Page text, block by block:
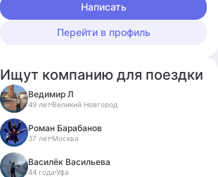
Написать
Перейти в профиль
Ищут компанию для поездки
Ведимир Л
49 лет Великий Новгород
Роман Барабанов
37 лет Москва
Василёк Васильева
44 года Уфа